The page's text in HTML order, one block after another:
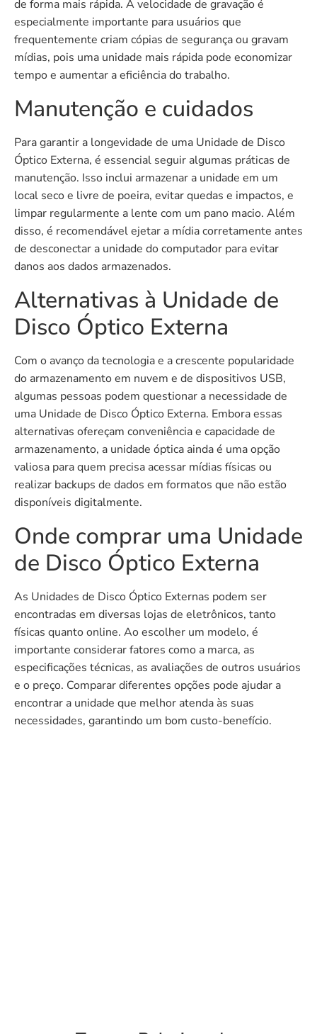
de forma mais rápida. A velocidade de gravação é
especialmente importante para usuários que
frequentemente criam cópias de segurança ou gravam
mídias, pois uma unidade mais rápida pode economizar
tempo e aumentar a eficiência do trabalho.
Manutenção e cuidados
Para garantir a longevidade de uma Unidade de Disco
Óptico Externa, é essencial seguir algumas práticas de
manutenção. Isso inclui armazenar a unidade em um
local seco e livre de poeira, evitar quedas e impactos, e
limpar regularmente a lente com um pano macio. Além
disso, é recomendável ejetar a mídia corretamente antes
de desconectar a unidade do computador para evitar
danos aos dados armazenados.
Alternativas à Unidade de
Disco Óptico Externa
Com o avanço da tecnologia e a crescente popularidade
do armazenamento em nuvem e de dispositivos USB,
algumas pessoas podem questionar a necessidade de
uma Unidade de Disco Óptico Externa. Embora essas
alternativas ofereçam conveniência e capacidade de
armazenamento, a unidade óptica ainda é uma opção
valiosa para quem precisa acessar mídias físicas ou
realizar backups de dados em formatos que não estão
disponíveis digitalmente.
Onde comprar uma Unidade
de Disco Óptico Externa
As Unidades de Disco Óptico Externas podem ser
encontradas em diversas lojas de eletrônicos, tanto
físicas quanto online. Ao escolher um modelo, é
importante considerar fatores como a marca, as
especificações técnicas, as avaliações de outros usuários
e o preço. Comparar diferentes opções pode ajudar a
encontrar a unidade que melhor atenda às suas
necessidades, garantindo um bom custo-benefício.